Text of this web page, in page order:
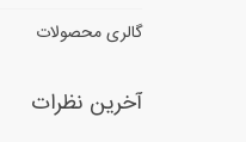
گالری محصولات
آخرین نظرات